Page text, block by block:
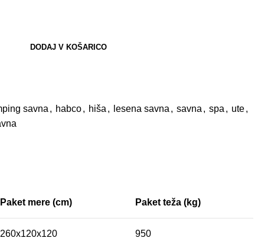
DODAJ V KOŠARICO
savna , habco, hiša , lesena savna , savna , spa , ute,
Paket mere (cm) Paket teža (kg)
260x120x120 950